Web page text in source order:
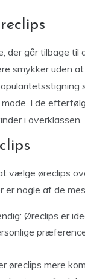
der går tilbage
smykker uden
I de
i overklassen.
vælge øreclips
er nogle af de
Øreclips er
øreclips mere